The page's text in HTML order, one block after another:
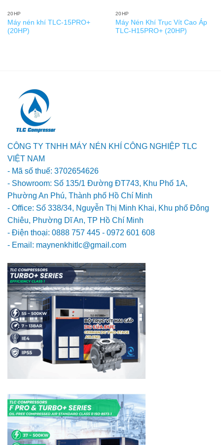
20HP
Máy nén khí TLC-15PRO+
(20HP)
20HP
Máy Nén Khí Trục Vít Cao Áp
TLC-H15PRO+ (20HP)
CÔNG TY TNHH MÁY NÉN KHÍ CÔNG NGHIỆP TLC
VIỆT NAM
- Mã số thuế: 3702654626
- Showroom: Số 135/1 Đường ĐT743, Khu Phố 1A,
Phường An Phú, Thành phố Hồ Chí Minh
- Office: Số 338/34, Nguyễn Thị Minh Khai, Khu phố Đông
Chiêu, Phường Dĩ An, TP Hồ Chí Minh
- Điện thoại: 0888 757 445 - 0972 601 608
- Email: maynenkhitlc@gmail.com